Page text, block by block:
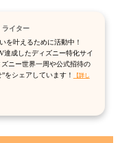
ライター
を叶えるために活動中！
達成したディズニー特化サイ
ズニー世界一周や公式招待の
をシェアしています！
【詳し